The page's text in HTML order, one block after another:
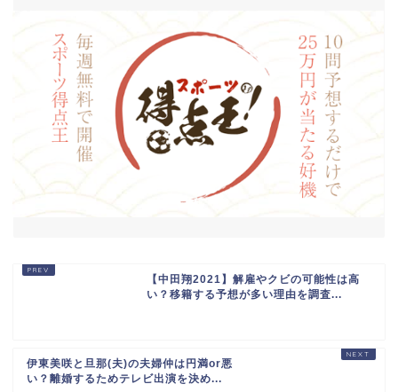
【中田翔2021】解雇やクビの可能性は高
い？移籍する予想が多い理由を調査...
伊東美咲と旦那(夫)の夫婦仲は円満or悪
い？離婚するためテレビ出演を決め...